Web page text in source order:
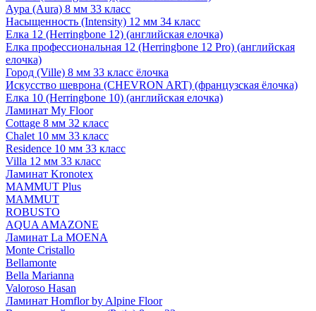
Аура (Aura) 8 мм 33 класс
Насыщенность (Intensity) 12 мм 34 класс
Елка 12 (Herringbone 12) (английская елочка)
Елка профессиональная 12 (Herringbone 12 Pro) (английская
елочка)
Город (Ville) 8 мм 33 класс ёлочка
Искусство шеврона (CHEVRON ART) (французская ёлочка)
Елка 10 (Herringbone 10) (английская елочка)
Ламинат My Floor
Cottage 8 мм 32 класс
Chalet 10 мм 33 класс
Residence 10 мм 33 класс
Villa 12 мм 33 класс
Ламинат Kronotex
MAMMUT Plus
MAMMUT
ROBUSTO
AQUA AMAZONE
Ламинат La MOENA
Monte Cristallo
Bellamonte
Bella Marianna
Valoroso Hasan
Ламинат Homflor by Alpine Floor